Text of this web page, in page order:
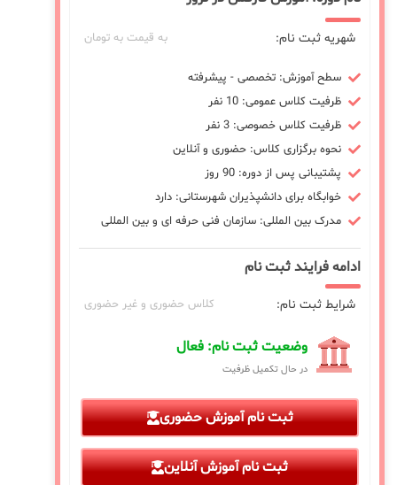
شهریه ثبت نام: به قیمت به تومان
سطح آموزش: تخصصی - پیشرفته
ظرفیت کلاس عمومی: 10 نفر
ظرفیت کلاس خصوصی: 3 نفر
نحوه برگزاری کلاس: حضوری و آنلاین
پشتیبانی پس از دوره: 90 روز
خوابگاه برای دانشپذیران شهرستانی: دارد
مدرک بین المللی: سازمان فنی حرفه ای و بین المللی
ادامه فرایند ثبت نام
شرایط ثبت نام: کلاس حضوری و غیر حضوری
وضعیت ثبت نام: فعال
در حال تکمیل ظرفیت
ثبت نام آموزش حضوری
ثبت نام آموزش آنلاین